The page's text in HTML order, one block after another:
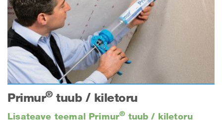
Primur®tuub / kiletoru
Lisateave teemal Primur® tuub / kiletoru